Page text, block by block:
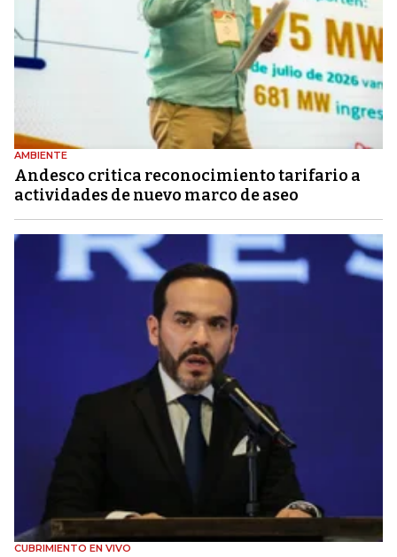
AMBIENTE
Andesco critica reconocimiento tarifario a
actividades de nuevo marco de aseo
CUBRIMIENTO EN VIVO